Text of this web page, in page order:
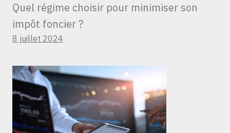
Quel régime choisir pour minimiser son
impôt foncier ?
8 juillet 2024